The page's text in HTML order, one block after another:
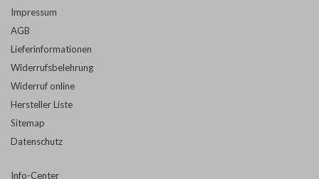
Impressum
AGB
Lieferinformationen
Widerrufsbelehrung
Widerruf online
Hersteller Liste
Sitemap
Datenschutz
Info-Center